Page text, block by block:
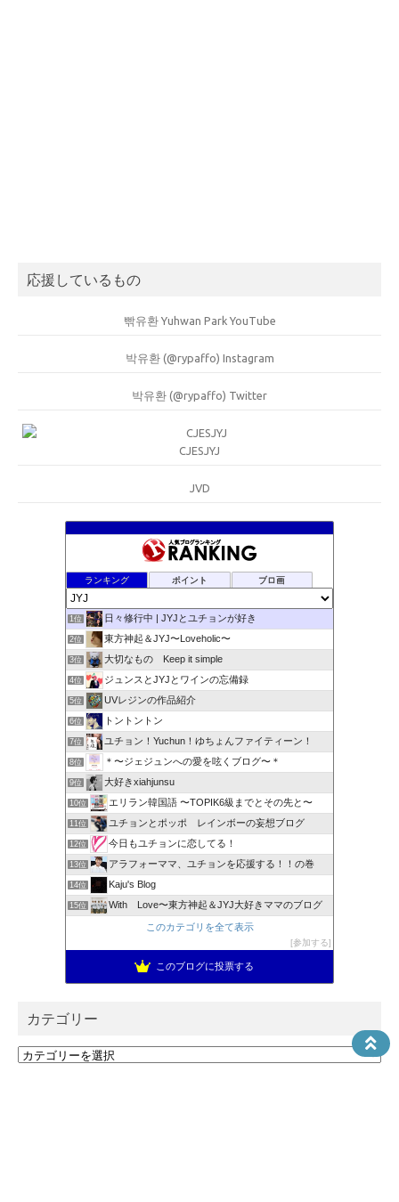
応援しているもの
빢유환 Yuhwan Park YouTube
박유환 (@rypaffo) Instagram
박유환 (@rypaffo) Twitter
CJESJYJ
JVD
ランキング ポイント ブロ画
1位 日々修行中 | JYJとユチョンが好き
2位 東方神起＆JYJ〜Loveholic〜
3位 大切なもの Keep it simple
4位 ジュンスとJYJとワインの忘備録
5位 UVレジンの作品紹介
6位 トントントン
7位 ユチョン！Yuchun！ゆちょんファイティーン！
8位 ＊〜ジェジュンへの愛を呟くブログ〜＊
9位 大好きxiahjunsu
10位 エリラン韓国語 〜TOPIK6級までとその先と〜
11位 ユチョンとポッポ レインボーの妄想ブログ
12位 今日もユチョンに恋してる！
13位 アラフォーママ、ユチョンを応援する！！の巻
14位 Kaju's Blog
15位 With Love〜東方神起＆JYJ大好きママのブログ
このカテゴリを全て表示
参加する
このブログに投票する
カテゴリー
カ